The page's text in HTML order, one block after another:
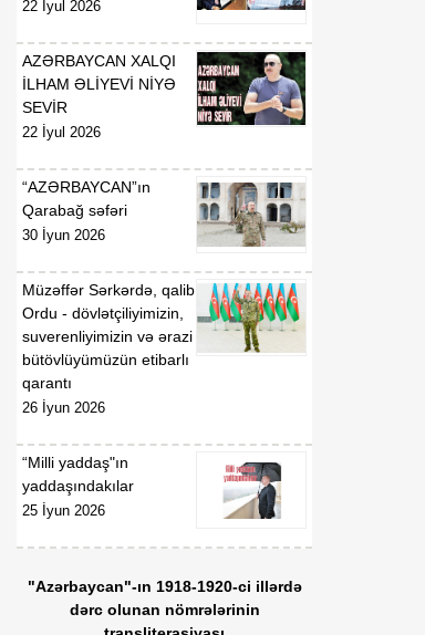
22 İyul 2026
AZƏRBAYCAN XALQI
İLHAM ƏLİYEVİ NİYƏ
SEVİR
22 İyul 2026
“AZƏRBAYCAN”ın
Qarabağ səfəri
30 İyun 2026
Müzəffər Sərkərdə, qalib
Ordu - dövlətçiliyimizin,
suverenliyimizin və ərazi
bütövlüyümüzün etibarlı
qarantı
26 İyun 2026
“Milli yaddaş"ın
yaddaşındakılar
25 İyun 2026
"Azərbaycan"-ın 1918-1920-ci illərdə
dərc olunan nömrələrinin